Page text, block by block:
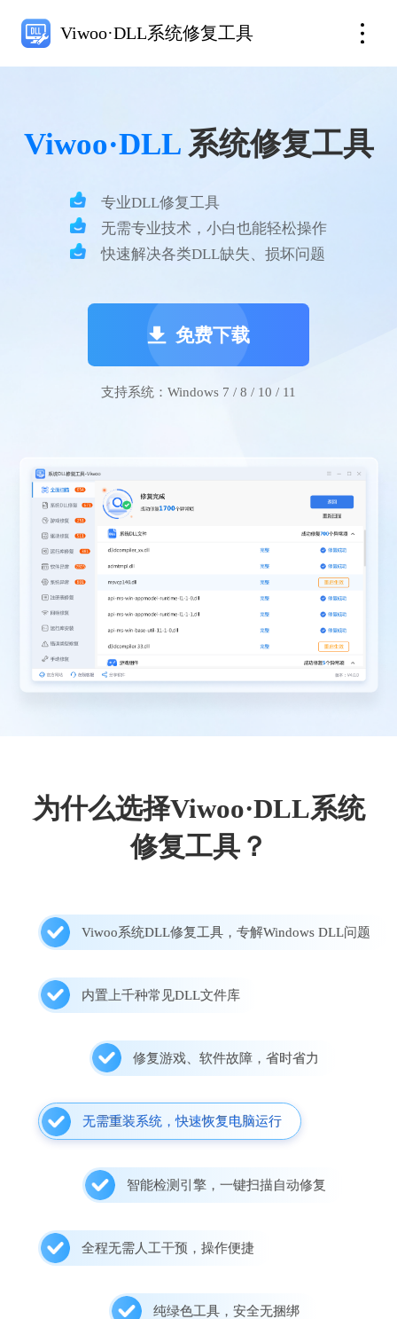
Viwoo·DLL系统修复工具
Viwoo·DLL系统修复工具
专业DLL修复工具
无需专业技术，小白也能轻松操作
快速解决各类DLL缺失、损坏问题
免费下载
支持系统：Windows 7 / 8 / 10 / 11
为什么选择Viwoo·DLL系统
修复工具？
Viwoo系统DLL修复工具，专解Windows DLL问题
内置上千种常见DLL文件库
修复游戏、软件故障，省时省力
无需重装系统，快速恢复电脑运行
智能检测引擎，一键扫描自动修复
全程无需人工干预，操作便捷
纯绿色工具，安全无捆绑